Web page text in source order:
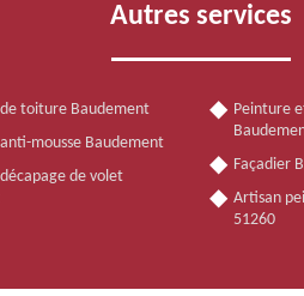
Autres services
toiture Baudement
mousse Baudement
de volet
Peinture
Façadier
Artisan
51260